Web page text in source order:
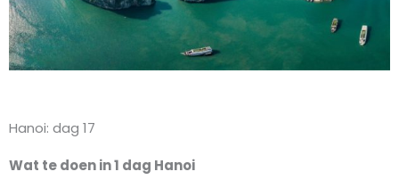
Hanoi: dag 17
Wat te doen in 1 dag Hanoi